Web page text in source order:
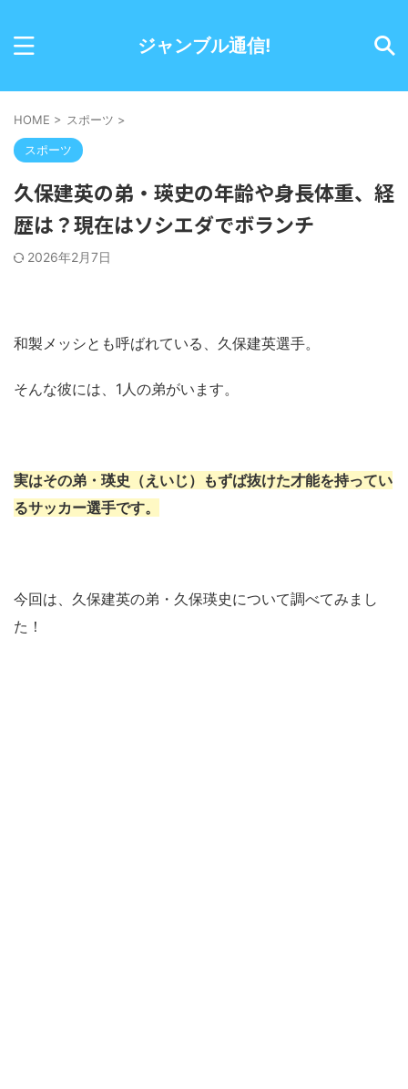
ジャンブル通信!
HOME > スポーツ >
スポーツ
久保建英の弟・瑛史の年齢や身長体重、経
歴は？現在はソシエダでボランチ
2026年2月7日
和製メッシとも呼ばれている、久保建英選手。
そんな彼には、1人の弟がいます。
実はその弟・瑛史（えいじ）もずば抜けた才能を持ってい
るサッカー選手です。
今回は、久保建英の弟・久保瑛史について調べてみまし
た！